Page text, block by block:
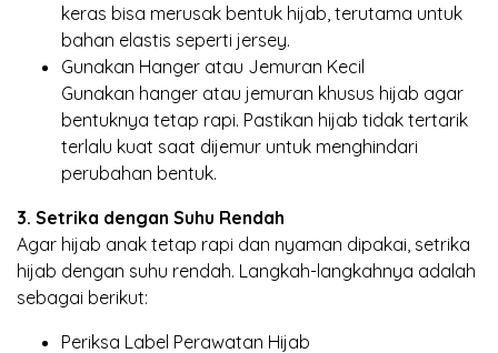
keras bisa merusak bentuk hijab, terutama untuk
bahan elastis seperti jersey.
Gunakan Hanger atau Jemuran Kecil
Gunakan hanger atau jemuran khusus hijab agar
bentuknya tetap rapi. Pastikan hijab tidak tertarik
terlalu kuat saat dijemur untuk menghindari
perubahan bentuk.
3. Setrika dengan Suhu Rendah
Agar hijab anak tetap rapi dan nyaman dipakai, setrika
hijab dengan suhu rendah. Langkah-langkahnya adalah
sebagai berikut:
Periksa Label Perawatan Hijab